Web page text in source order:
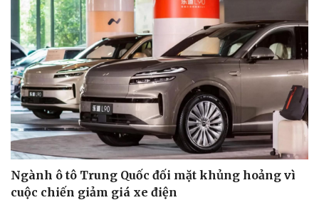
Ngành ô tô Trung Quốc đối mặt khủng hoảng vì
cuộc chiến giảm giá xe điện